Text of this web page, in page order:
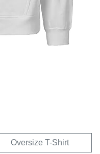
Oversize T-Shirt